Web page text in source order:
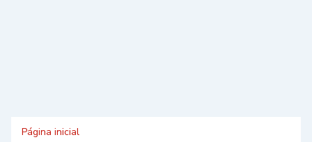
Página inicial